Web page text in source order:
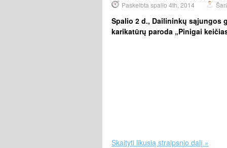
Paskelbta spalio 4th, 2014
Spalio 2 d., Dailininkų sąjungos
karikatūrų paroda „Pinigai
Skaityti likusią straipsnio dalį »